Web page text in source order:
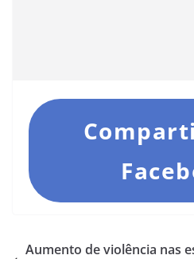
Aumento de violência nas